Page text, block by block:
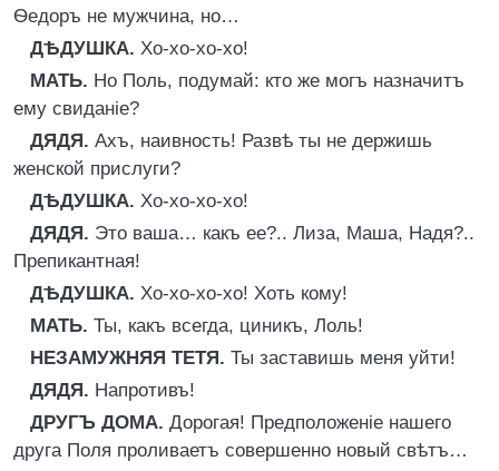
Ѳедоръ не мужчина, но…
ДѢДУШКА. Хо-хо-хо-хо!
МАТЬ. Но Поль, подумай: кто же могъ назначитъ
ему свиданіе?
ДЯДЯ. Ахъ, наивность! Развѣ ты не держишь
женской прислуги?
ДѢДУШКА. Хо-хо-хо-хо!
ДЯДЯ. Это ваша… какъ ее?.. Лиза, Маша, Надя?..
Препикантная!
ДѢДУШКА. Хо-хо-хо-хо! Хоть кому!
МАТЬ. Ты, какъ всегда, циникъ, Лоль!
НЕЗАМУЖНЯЯ ТЕТЯ. Ты заставишь меня уйти!
ДЯДЯ. Напротивъ!
ДРУГЪ ДОМА. Дорогая! Предположеніе нашего
друга Поля проливаетъ совершенно новый свѣтъ…